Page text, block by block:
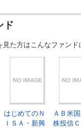
ド
見た方はこんなファン
はじめてのＮ
ＩＳＡ・新興
ＡＢ米
株投信